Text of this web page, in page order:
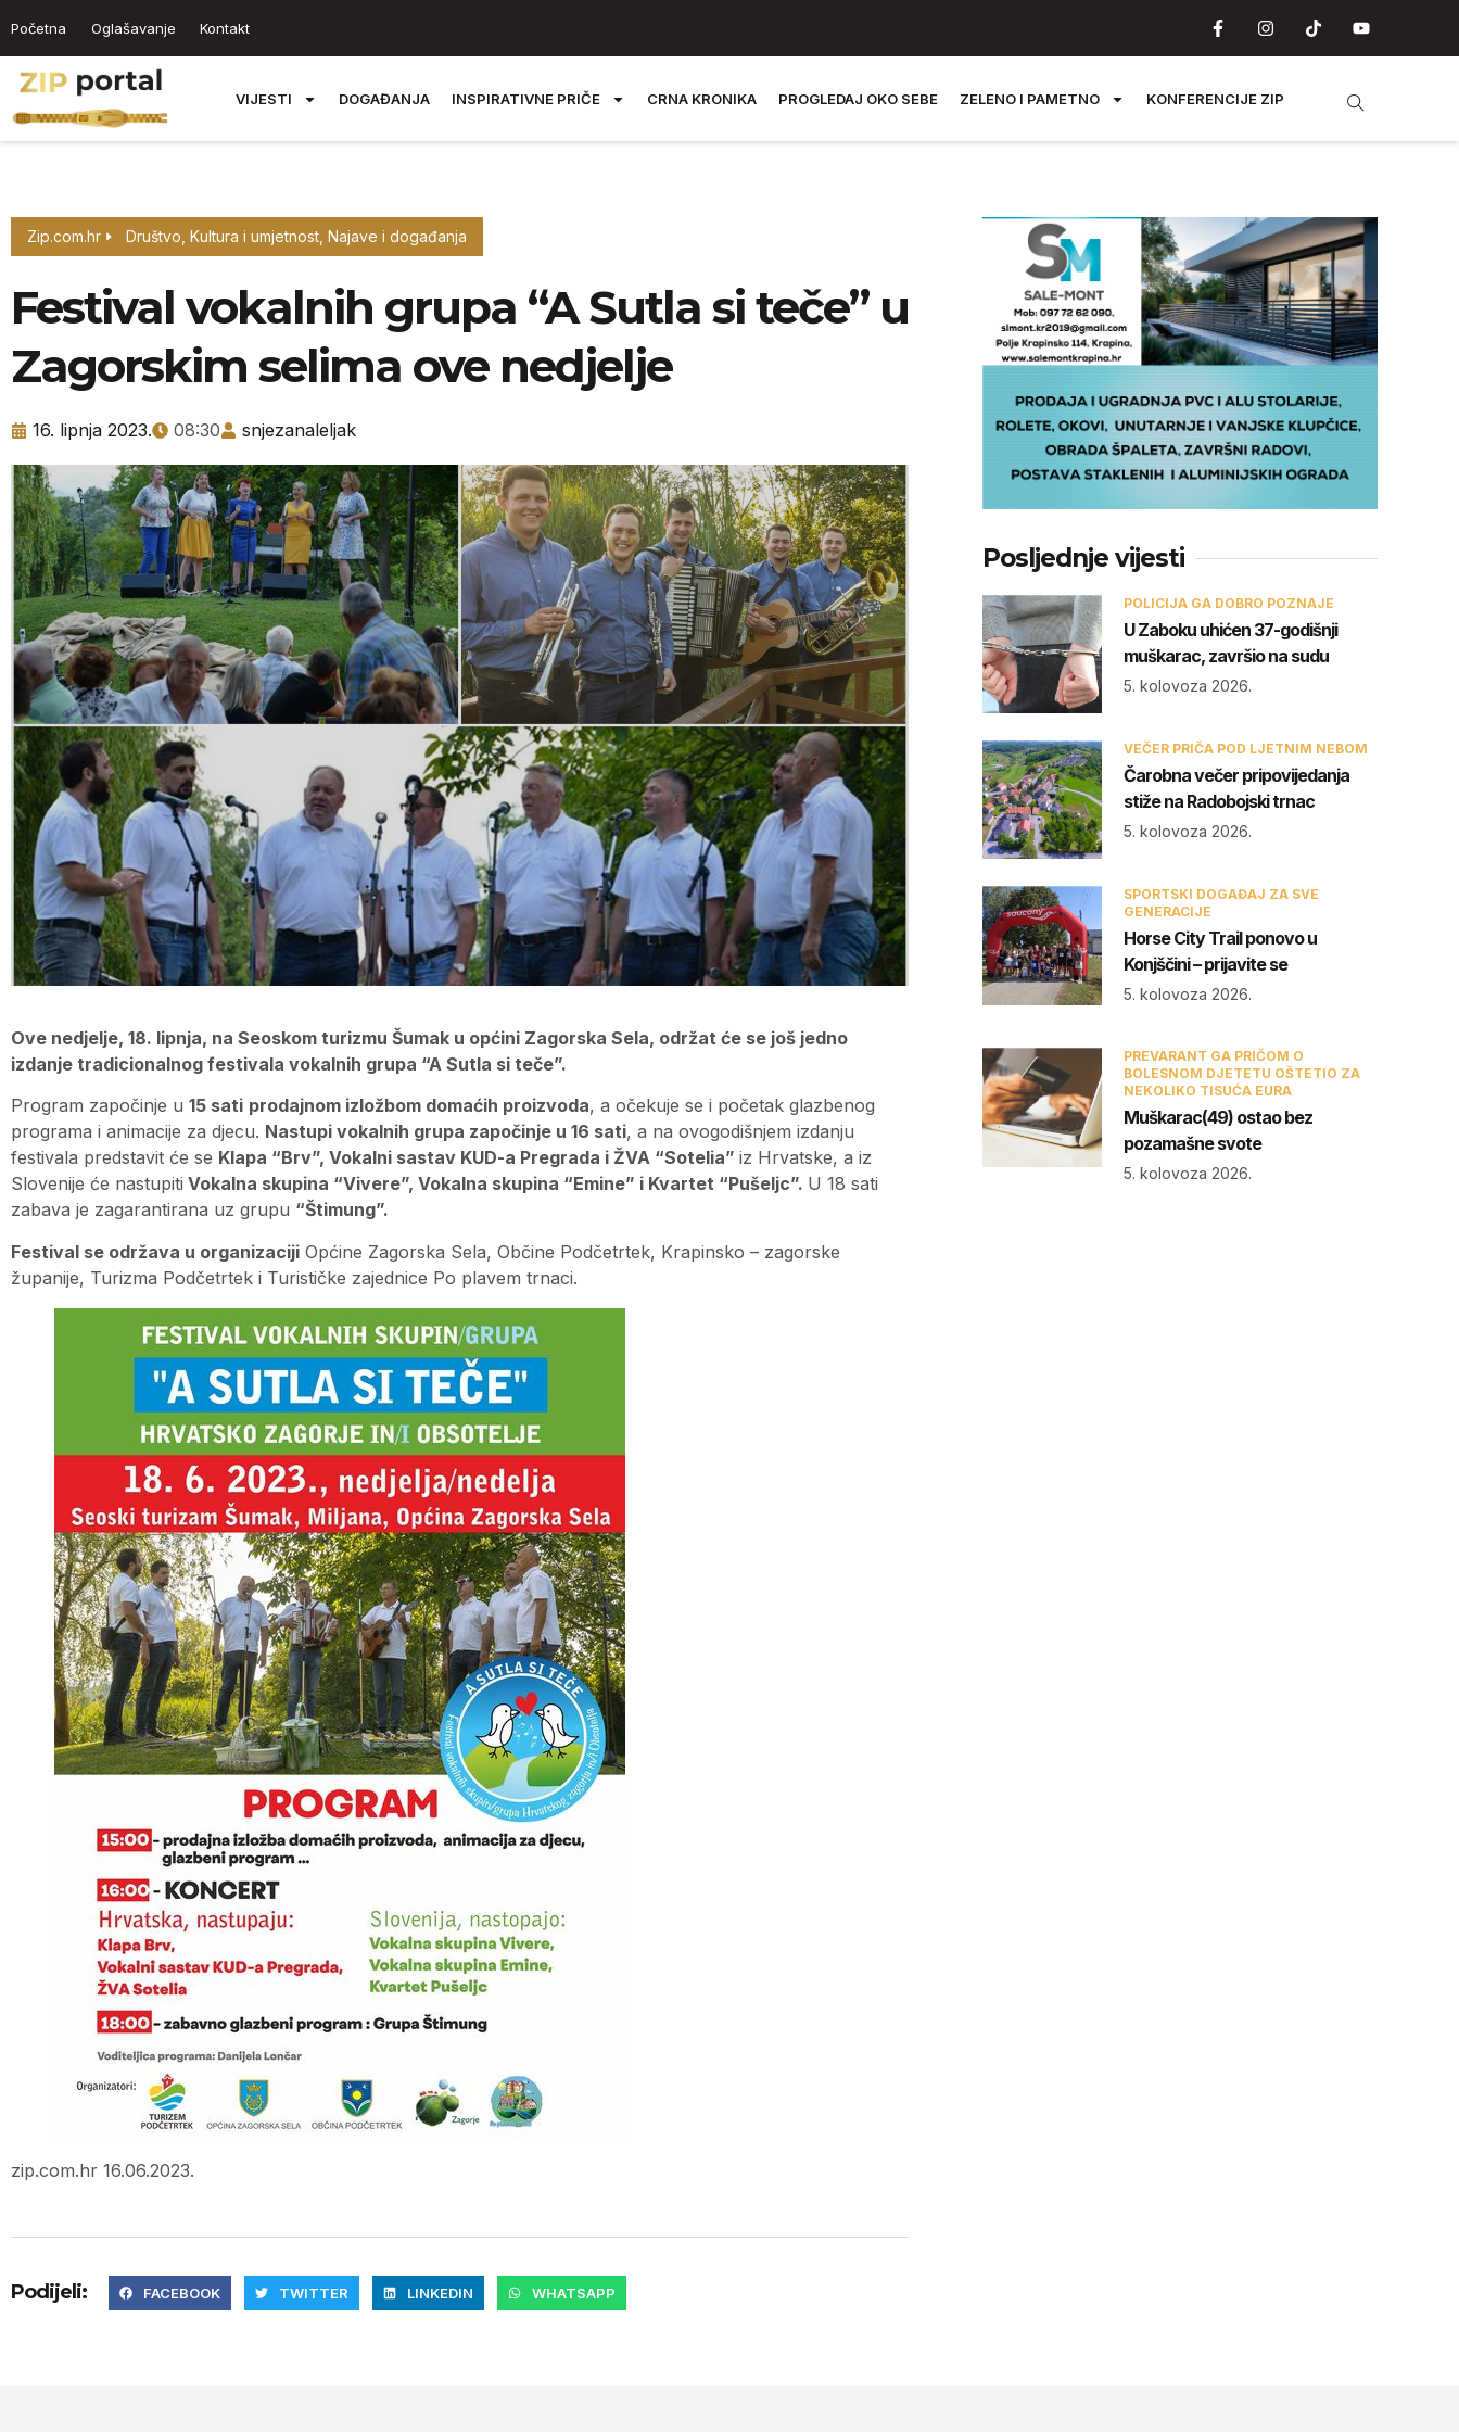
Početna Oglašavanje Kontakt
VIJESTI DOGAĐANJA INSPIRATIVNE PRIČE CRNA KRONIKA PROGLEDAJ OKO SEBE ZELENO I PAMETNO KONFERENCIJE ZIP
Zip.com.hr Društvo Kultura i umjetnost, Najave i događanja
Festival vokalnih grupa “A Sutla si teče” u
Zagorskim selima ove nedjelje
16. lipnja 2023. 08:30 snjezanaleljak
Ove nedjelje, 18. lipnja, na Seoskom turizmu Šumak u općini Zagorska Sela, održat će se još jedno
izdanje tradicionalnog festivala vokalnih grupa “A Sutla si teče”.
Program započinje u 15 sati prodajnom izložbom domaćih proizvoda, a očekuje se i početak glazbenog
programa i animacije za djecu. Nastupi vokalnih grupa započinje u 16 sati, a na ovogodišnjem izdanju
festivala predstavit će se Klapa “Brv”, Vokalni sastav KUD-a Pregrada i ŽVA “Sotelia” iz Hrvatske, a iz
Slovenije će nastupiti Vokalna skupina “Vivere”, Vokalna skupina “Emine” i Kvartet “Pušeljc”. U 18 sati
zabava je zagarantirana uz grupu “Štimung”.
Festival se održava u organizaciji Općine Zagorska Sela, Občine Podčetrtek, Krapinsko – zagorske
županije, Turizma Podčetrtek i Turističke zajednice Po plavem trnaci.
zip.com.hr 16.06.2023.
Podijeli: FACEBOOK TWITTER LINKEDIN WHATSAPP
Posljednje vijesti
POLICIJA GA DOBRO POZNAJE
U Zaboku uhićen 37-godišnji
muškarac, završio na sudu
5. kolovoza 2026.
VEČER PRIČA POD LJETNIM NEBOM
Čarobna večer pripovijedanja
stiže na Radobojski trnac
5. kolovoza 2026.
SPORTSKI DOGAĐAJ ZA SVE
GENERACIJE
Horse City Trail ponovo u
Konjščini – prijavite se
5. kolovoza 2026.
PREVARANT GA PRIČOM O
BOLESNOM DJETETU OŠTETIO ZA
NEKOLIKO TISUĆA EURA
Muškarac(49) ostao bez
pozamašne svote
5. kolovoza 2026.